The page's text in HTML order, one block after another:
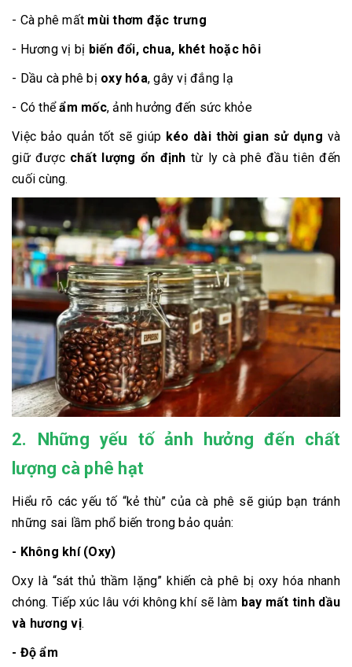
- Cà phê mất mùi thơm đặc trưng
- Hương vị bị biến đổi, chua, khét hoặc hôi
- Dầu cà phê bị oxy hóa, gây vị đắng lạ
- Có thểẩm mốc, ảnh hưởng đến sức khỏe
Việc bảo quản tốt sẽ giúp kéo dài thời gian sử dụng và
giữ được chất lượng ổn định từ ly cà phê đầu tiên đến
cuối cùng.
2. Những yếu tố ảnh hưởng đến chất
lượng cà phê hạt
Hiểu rõ các yếu tố “kẻ thù” của cà phê sẽ giúp bạn tránh
những sai lầm phổ biến trong bảo quản:
- Không khí (Oxy)
Oxy là “sát thủ thầm lặng” khiến cà phê bị oxy hóa nhanh
chóng. Tiếp xúc lâu với không khí sẽ làm bay mất tinh dầu
và hương vị.
- Độ ẩm